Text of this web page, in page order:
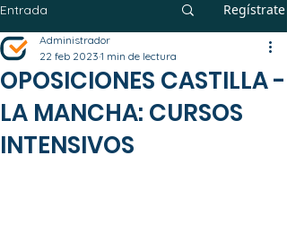
Entrada Regístrate
OPOSICIONES CASTILLA -
LA MANCHA: CURSOS
INTENSIVOS
Administrador
22 feb 2023 1 min de lectura